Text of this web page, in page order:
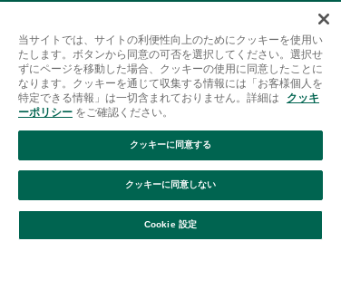
絞り込み 並び替え
Afternoon Tea(アフタヌーンティー)公式オンラインストアで
は、
キッチン・ダイニングなどの生活雑貨、紅茶・焼き菓子など、
毎日新商品をご用意しています。
当サイトでは、サイトの利便性向上のためにクッキーを使用い
たします。ボタンから同意の可否を選択してください。選択せ
ずにページを移動した場合、クッキーの使用に同意したことに
なります。クッキーを通じて収集する情報には「お客様個人を
特定できる情報」は一切含まれておりません。詳細は
クッキ
ーポリシー をご確認ください。
Cookie 設定
クッキーに同意しない
クッキーに同意する